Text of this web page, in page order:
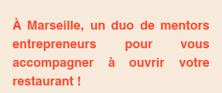
À Marseille, un duo de mentors
entrepreneurs pour vous
accompagner à ouvrir votre
restaurant !